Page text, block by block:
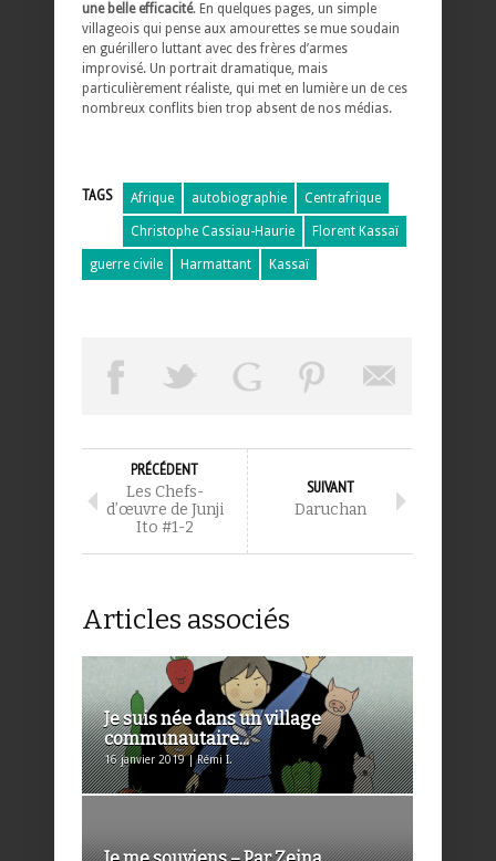
une belle efficacité. En quelques pages, un simple
villageois qui pense aux amourettes se mue soudain
en guérillero luttant avec des frères d’armes
improvisé. Un portrait dramatique, mais
particulièrement réaliste, qui met en lumière un de ces
nombreux conflits bien trop absent de nos médias.
TAGS Afrique autobiographie Centrafrique
Christophe Cassiau-Haurie Florent Kassaï
guerre civile Harmattant Kassaï
PRÉCÉDENT
Les Chefs-
d’œuvre de Junji
Ito #1-2
SUIVANT
Daruchan
Articles associés
Je suis née dans un village
communautaire...
16 janvier 2019 | Rémi I.